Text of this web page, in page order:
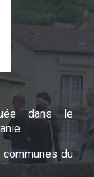
dans le
du